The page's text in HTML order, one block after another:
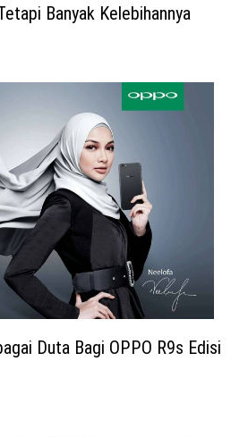
Banyak Kelebihannya
Duta Bagi OPPO R9s Edisi